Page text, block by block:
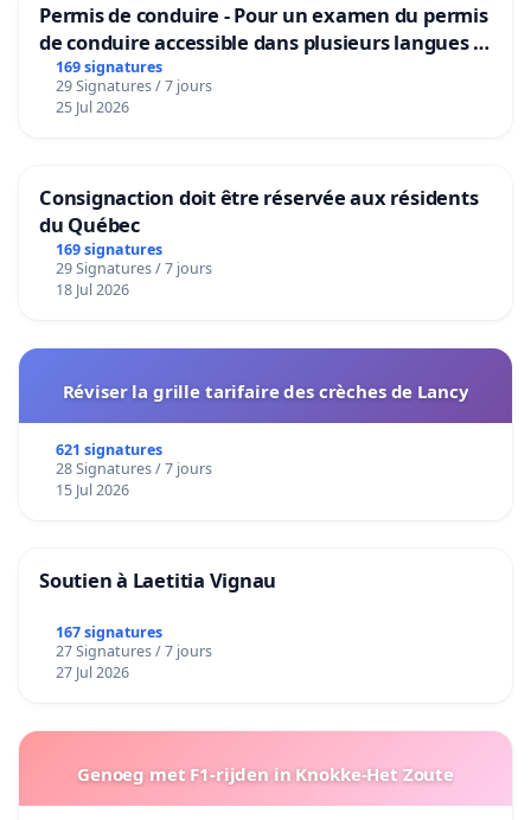
Permis de conduire - Pour un examen du permis
de conduire accessible dans plusieurs langues à
Bruxelles
169 signatures
29 Signatures / 7 jours
25 Jul 2026
Consignaction doit être réservée aux résidents
du Québec
169 signatures
29 Signatures / 7 jours
18 Jul 2026
Réviser la grille tarifaire des crèches de Lancy
621 signatures
28 Signatures / 7 jours
15 Jul 2026
Soutien à Laetitia Vignau
167 signatures
27 Signatures / 7 jours
27 Jul 2026
Genoeg met F1-rijden in Knokke-Het Zoute